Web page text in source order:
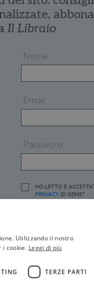
Il Libraio
Nome
Email
Password
HO LETTO E
PRIVACYDI GEMS*
IN MANCANZA NON
ACCOUNT E/O
SÌ, DESIDERO
OFFERTE SPECIALI,
PROMOZIONI E
[FINALITÀ
Utilizzando il nostro
i cookie. Leggi di più
TERZE PARTI